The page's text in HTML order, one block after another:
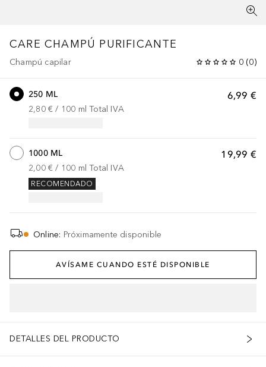
CARE CHAMPÚ PURIFICANTE
Champú capilar 0 (0)
6,99 €
250 ML
2,80 € / 100 ml Total IVA
19,99 €
1000 ML
2,00 € / 100 ml Total IVA
RECOMENDADO
Online: Próximamente disponible
AVÍSAME CUANDO ESTÉ DISPONIBLE
DETALLES DEL PRODUCTO